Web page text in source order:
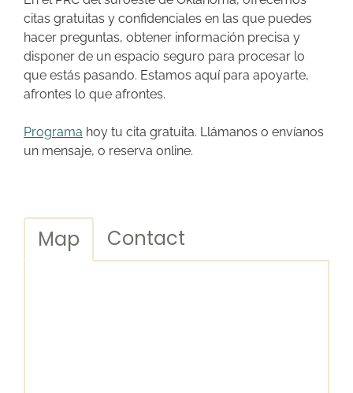
citas gratuitas y confidenciales en las que puedes
hacer preguntas, obtener información precisa y
disponer de un espacio seguro para procesar lo
que estás pasando. Estamos aquí para apoyarte,
afrontes lo que afrontes.
Programa hoy tu cita gratuita. Llámanos o envíanos
un mensaje, o reserva online.
Map Contact